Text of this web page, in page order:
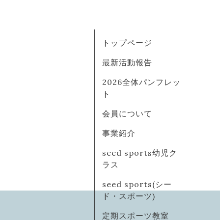
トップページ
最新活動報告
2026全体パンフレッ
ト
会員について
事業紹介
seed sports幼児ク
ラス
seed sports(シー
ド・スポーツ)
定期スポーツ教室